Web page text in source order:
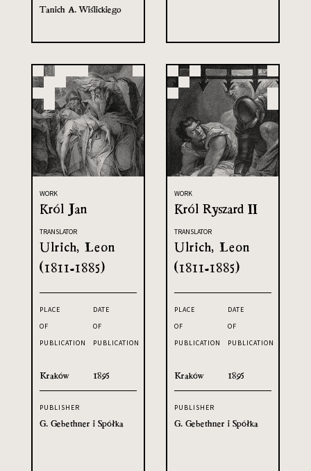
Tanich A. Wiślickiego
WORK
Król Jan
TRANSLATOR
Ulrich, Leon
(1811-1885)
PLACE
OF
PUBLICATION
Kraków
DATE
OF
PUBLICATION
1895
PUBLISHER
G. Gebethner i Spółka
WORK
Król Ryszard II
TRANSLATOR
Ulrich, Leon
(1811-1885)
PLACE
OF
PUBLICATION
Kraków
DATE
OF
PUBLICATION
1895
PUBLISHER
G. Gebethner i Spółka